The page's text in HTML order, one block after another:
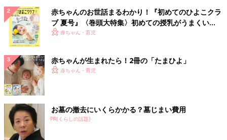
赤ちゃんのお世話まるわかり！『初めてのひよこクラ
ブ 夏号』〈巻頭大特集〉初めての授乳がうまくい
く！ おっぱい・ミルクの基本と夏のトラブル 解決テ
赤ちゃん・育児
赤ちゃんが生まれたら！2冊の「たまひよ」
赤ちゃん・育児
お墓の撤去にいくらかかる？墓じまい費用
PR(くらしの話題)